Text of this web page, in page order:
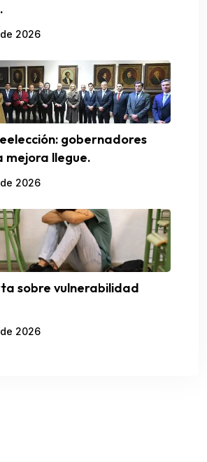
2026
gobernadores
mejora llegue.
2026
sobre vulnerabilidad
2026